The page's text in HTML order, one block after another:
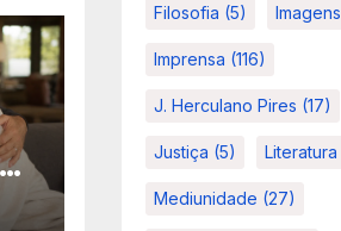
Filosofia (5) Imagens
Imprensa (116)
J. Herculano Pires (17)
Justiça (5) Literatura
Mediunidade (27)